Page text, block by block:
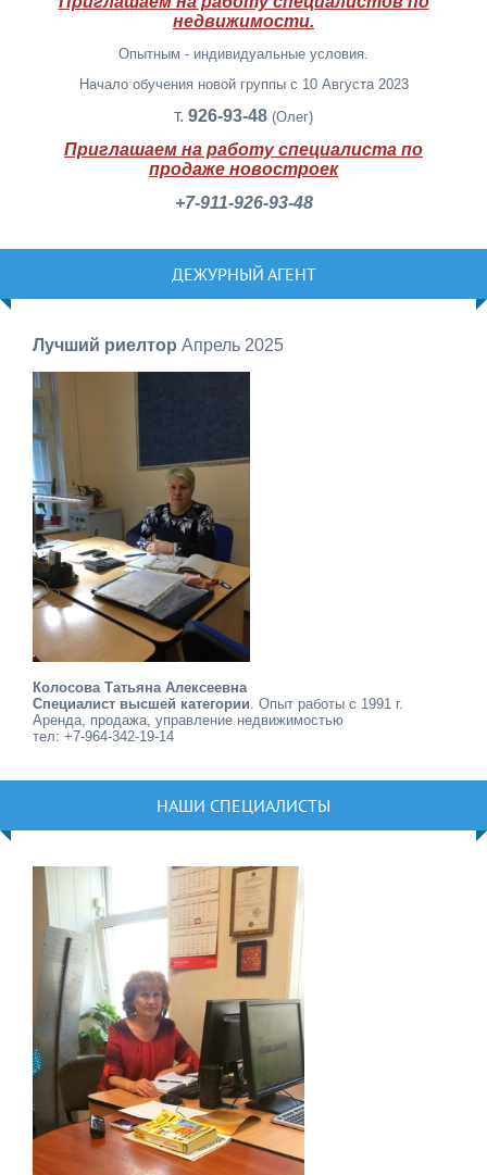
недвижимости.
Опытным - индивидуальные условия.
Начало обучения новой группы с 10 Августа 2023
т. 926-93-48 (Олег)
Приглашаем на работу специалиста по
продаже новостроек
+7-911-926-93-48
ДЕЖУРНЫЙ АГЕНТ
Лучший риелтор Апрель 2025
Колосова Татьяна Алексеевна
Специалист высшей категории . Опыт работы с 1991 г.
Аренда, продажа, управление недвижимостью
тел: +7-964-342-19-14
НАШИ СПЕЦИАЛИСТЫ